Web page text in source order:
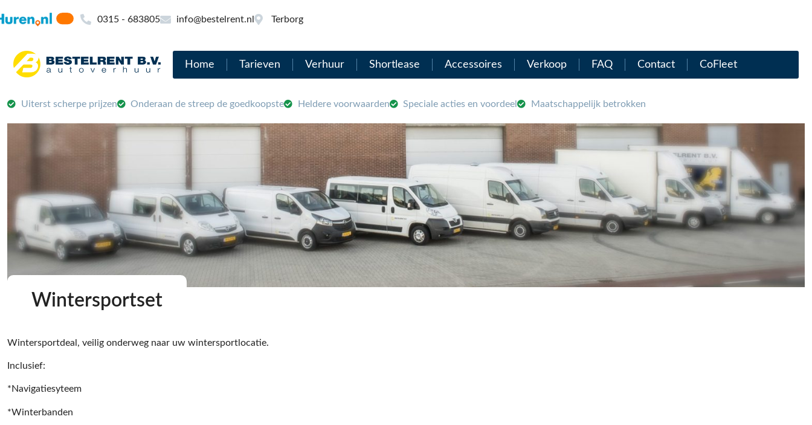
0315 - 683805 info@bestelrent.nl Terborg
Home Tarieven Verhuur Shortlease Accessoires Verkoop FAQ Contact CoFleet
Uiterst scherpe prijzen Onderaan de streep de goedkoopste Heldere voorwaarden Speciale acties en voordeel Maatschappelijk betrokken
Wintersportset
Wintersportdeal, veilig onderweg naar uw wintersportlocatie.
Inclusief:
*Navigatiesyteem
*Winterbanden